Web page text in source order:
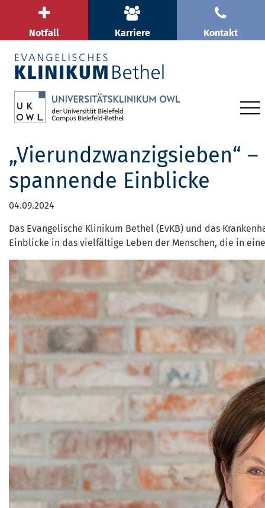
Notfall Karriere Kontakt
„Vierundzwanzigsieben“
spannende Einblicke
04.09.2024
Das Evangelische Klinikum Bethel (EvKB) und das
Einblicke in das vielfältige Leben der Menschen, die in